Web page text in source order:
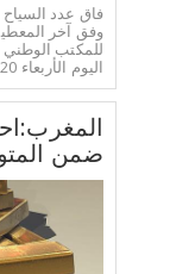
وفق آخر
للمكتب الوطني
اليوم الأربعاء 20 دجنبر 2023، تحت ر...
ضمن